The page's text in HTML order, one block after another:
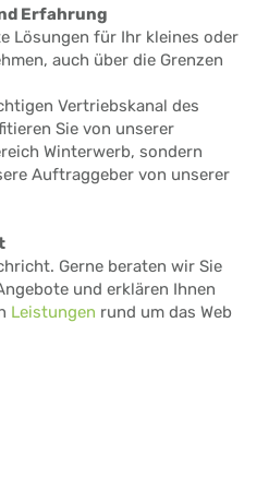
Erfahrung
Lösungen für Ihr kleines oder
auch über die Grenzen
Vertriebskanal des
Sie von unserer
Winterwerb, sondern
Auftraggeber von unserer
Gerne beraten wir Sie
und erklären Ihnen
Leistungen rund um das Web